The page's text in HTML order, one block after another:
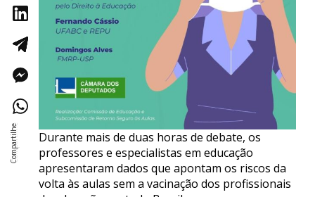
Durante mais de duas horas de debate, os
professores e especialistas em educação
apresentaram dados que apontam os riscos da
volta às aulas sem a vacinação dos profissionais